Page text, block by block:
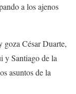
a los ajenos
goza César Duarte,
y Santiago de la
asuntos de la